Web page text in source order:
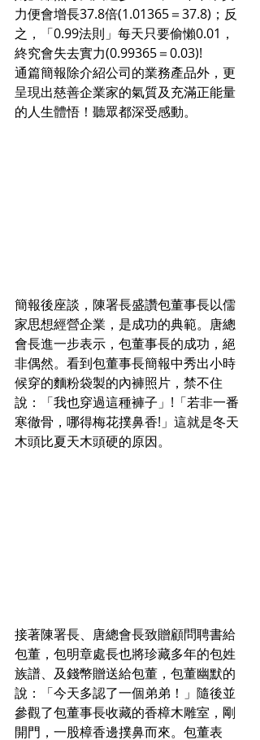
力便會增長37.8倍(1.01365＝37.8)；反
之，「0.99法則」每天只要偷懶0.01，
終究會失去實力(0.99365＝0.03)!
通篇簡報除介紹公司的業務產品外，更
呈現出慈善企業家的氣質及充滿正能量
的人生體悟！聽眾都深受感動。
簡報後座談，陳署長盛讚包董事長以儒
家思想經營企業，是成功的典範。唐總
會長進一步表示，包董事長的成功，絕
非偶然。看到包董事長簡報中秀出小時
候穿的麵粉袋製的內褲照片，禁不住
說：「我也穿過這種褲子」!「若非一番
寒徹骨，哪得梅花撲鼻香!」這就是冬天
木頭比夏天木頭硬的原因。
接著陳署長、唐總會長致贈顧問聘書給
包董，包明章處長也將珍藏多年的包姓
族譜、及錢幣贈送給包董，包董幽默的
說：「今天多認了一個弟弟！」隨後並
參觀了包董事長收藏的香樟木雕室，剛
開門，一股樟香邊撲鼻而來。包董表